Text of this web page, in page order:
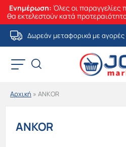
Ενημέρωση: Όλες οι παραγγελίες
θα εκτελεστούν κατά
Μετάβαση
στο
περιεχόμενο
Δωρεάν μεταφορικά με
Αρχική » ANKOR
ANKOR